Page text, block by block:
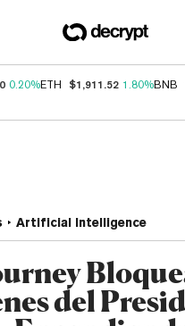
0.20%ETH $1,911.52 1.80%BNB
Artificial Intelligence
del